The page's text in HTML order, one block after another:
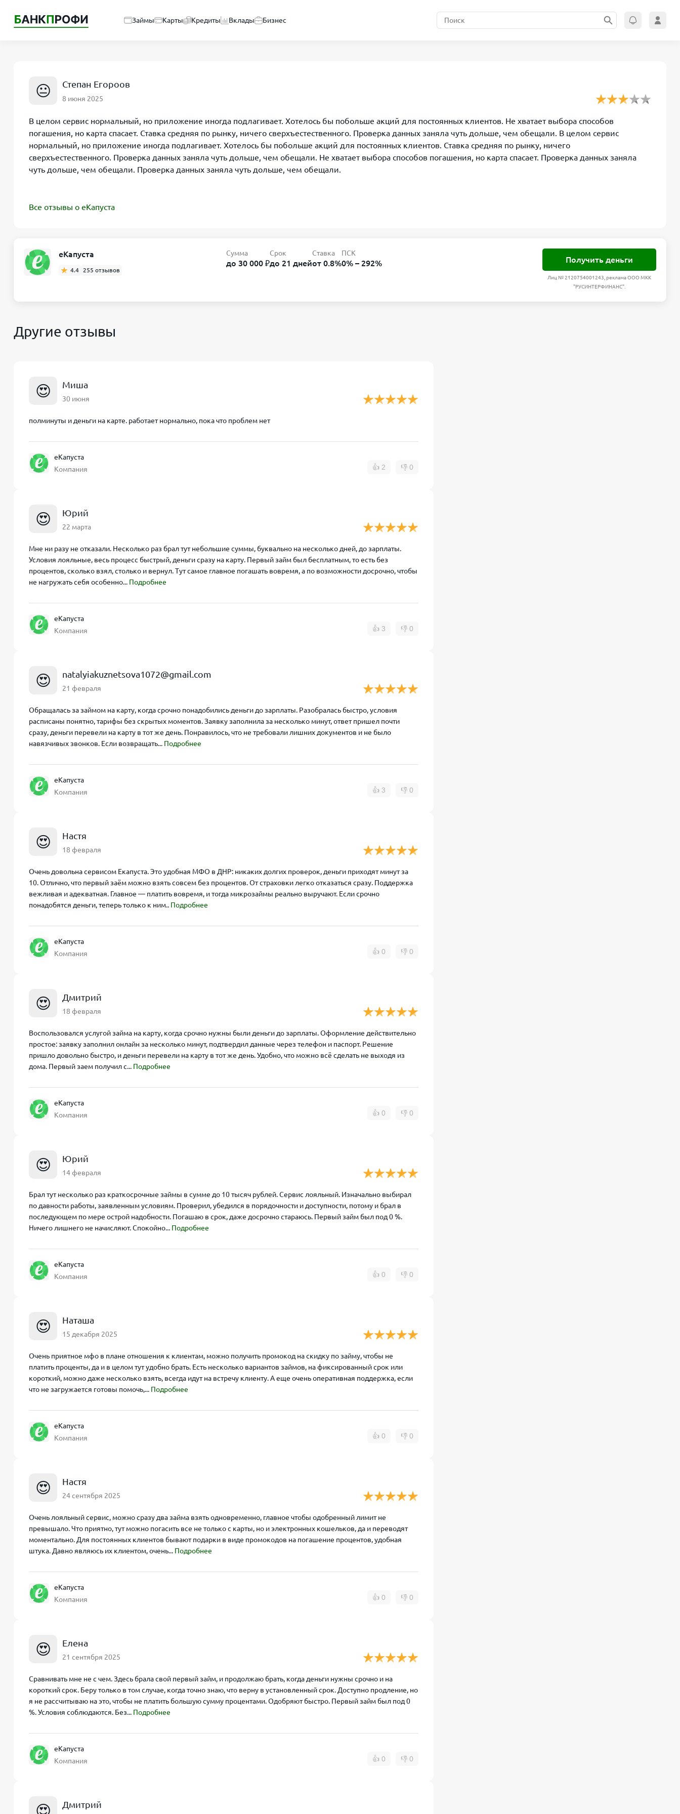
Займы Карты Кредиты Вклады Бизнес
😐 Степан Егороов
8 июня 2025
В целом сервис нормальный, но приложение иногда подлагивает. Хотелось бы побольше акций для постоянных клиентов. Не хватает выбора способов
погашения, но карта спасает. Ставка средняя по рынку, ничего сверхъестественного. Проверка данных заняла чуть дольше, чем обещали. В целом сервис
нормальный, но приложение иногда подлагивает. Хотелось бы побольше акций для постоянных клиентов. Ставка средняя по рынку, ничего
сверхъестественного. Проверка данных заняла чуть дольше, чем обещали. Не хватает выбора способов погашения, но карта спасает. Проверка данных заняла
чуть дольше, чем обещали. Проверка данных заняла чуть дольше, чем обещали.
Все отзывы о еКапуста
еКапуста
4.4 255 отзывов
Сумма
до 30 000 ₽
Срок
до 21 дней
Ставка
от 0.8%
ПСК
0% – 292% Получить деньги
Лиц № 2120754001243, реклама ООО МКК
"РУСИНТЕРФИНАНС".
Другие отзывы
😍 Миша
30 июня
полминуты и деньги на карте. работает нормально, пока что проблем нет
еКапуста
Компания
👍 2 👎 0
😍 Юрий
22 марта
Мне ни разу не отказали. Несколько раз брал тут небольшие суммы, буквально на несколько дней, до зарплаты.
Условия лояльные, весь процесс быстрый, деньги сразу на карту. Первый займ был бесплатным, то есть без
процентов, сколько взял, столько и вернул. Тут самое главное погашать вовремя, а по возможности досрочно, чтобы
не нагружать себя особенно... Подробнее
еКапуста
Компания
👍 3 👎 0
😍 natalyiakuznetsova1072@gmail.com
21 февраля
Обращалась за займом на карту, когда срочно понадобились деньги до зарплаты. Разобралась быстро, условия
расписаны понятно, тарифы без скрытых моментов. Заявку заполнила за несколько минут, ответ пришел почти
сразу, деньги перевели на карту в тот же день. Понравилось, что не требовали лишних документов и не было
навязчивых звонков. Если возвращать... Подробнее
еКапуста
Компания
👍 3 👎 0
😍 Настя
18 февраля
Очень довольна сервисом Екапуста. Это удобная МФО в ДНР: никаких долгих проверок, деньги приходят минут за
10. Отлично, что первый заём можно взять совсем без процентов. От страховки легко отказаться сразу. Поддержка
вежливая и адекватная. Главное — платить вовремя, и тогда микрозаймы реально выручают. Если срочно
понадобятся деньги, теперь только к ним.. Подробнее
еКапуста
Компания
👍 0 👎 0
😍 Дмитрий
18 февраля
Воспользовался услугой займа на карту, когда срочно нужны были деньги до зарплаты. Оформление действительно
простое: заявку заполнил онлайн за несколько минут, подтвердил данные через телефон и паспорт. Решение
пришло довольно быстро, и деньги перевели на карту в тот же день. Удобно, что можно всё сделать не выходя из
дома. Первый заем получил с... Подробнее
еКапуста
Компания
👍 0 👎 0
😍 Юрий
14 февраля
Брал тут несколько раз краткосрочные займы в сумме до 10 тысяч рублей. Сервис лояльный. Изначально выбирал
по давности работы, заявленным условиям. Проверил, убедился в порядочности и доступности, потому и брал в
последующем по мере острой надобности. Погашаю в срок, даже досрочно стараюсь. Первый займ был под 0 %.
Ничего лишнего не начисляют. Спокойно... Подробнее
еКапуста
Компания
👍 0 👎 0
😍 Наташа
15 декабря 2025
Очень приятное мфо в плане отношения к клиентам, можно получить промокод на скидку по займу, чтобы не
платить проценты, да и в целом тут удобно брать. Есть несколько вариантов займов, на фиксированный срок или
короткий, можно даже несколько взять, всегда идут на встречу клиенту. А еще очень оперативная поддержка, если
что не загружается готовы помочь,... Подробнее
еКапуста
Компания
👍 0 👎 0
😍 Настя
24 сентября 2025
Очень лояльный сервис, можно сразу два займа взять одновременно, главное чтобы одобренный лимит не
превышало. Что приятно, тут можно погасить все не только с карты, но и электронных кошельков, да и переводят
моментально. Для постоянных клиентов бывают подарки в виде промокодов на погашение процентов, удобная
штука. Давно являюсь их клиентом, очень... Подробнее
еКапуста
Компания
👍 0 👎 0
😍 Елена
21 сентября 2025
Сравнивать мне не с чем. Здесь брала свой первый займ, и продолжаю брать, когда деньги нужны срочно и на
короткий срок. Беру только в том случае, когда точно знаю, что верну в установленный срок. Доступно продление, но
я не рассчитываю на это, чтобы не платить большую сумму процентами. Одобряют быстро. Первый займ был под 0
%. Условия соблюдаются. Без... Подробнее
еКапуста
Компания
👍 0 👎 0
😍 Дмитрий